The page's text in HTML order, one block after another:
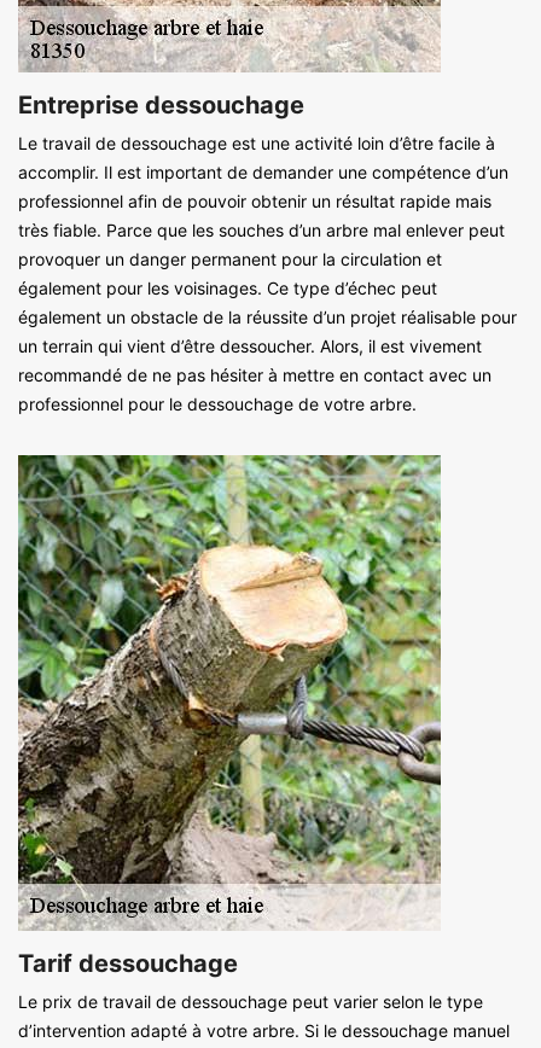
Entreprise dessouchage
Le travail de dessouchage est une activité loin d’être facile à
accomplir. Il est important de demander une compétence d’un
professionnel afin de pouvoir obtenir un résultat rapide mais
très fiable. Parce que les souches d’un arbre mal enlever peut
provoquer un danger permanent pour la circulation et
également pour les voisinages. Ce type d’échec peut
également un obstacle de la réussite d’un projet réalisable pour
un terrain qui vient d’être dessoucher. Alors, il est vivement
recommandé de ne pas hésiter à mettre en contact avec un
professionnel pour le dessouchage de votre arbre.
Tarif dessouchage
Le prix de travail de dessouchage peut varier selon le type
d’intervention adapté à votre arbre. Si le dessouchage manuel